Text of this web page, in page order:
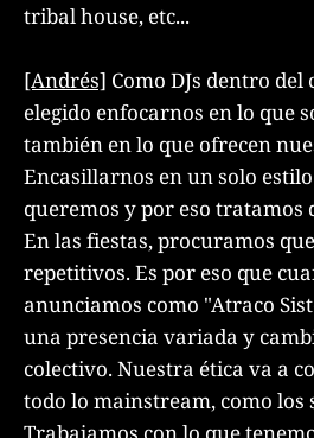
tribal house, etc...
[Andrés] Como DJs dentro del
elegido enfocarnos en lo que
también en lo que ofrecen
Encasillarnos en un solo
queremos y por eso tratamos
En las fiestas, procuramos
repetitivos. Es por eso que
anunciamos como "Atraco
una presencia variada y
colectivo. Nuestra ética va a
todo lo mainstream, como los